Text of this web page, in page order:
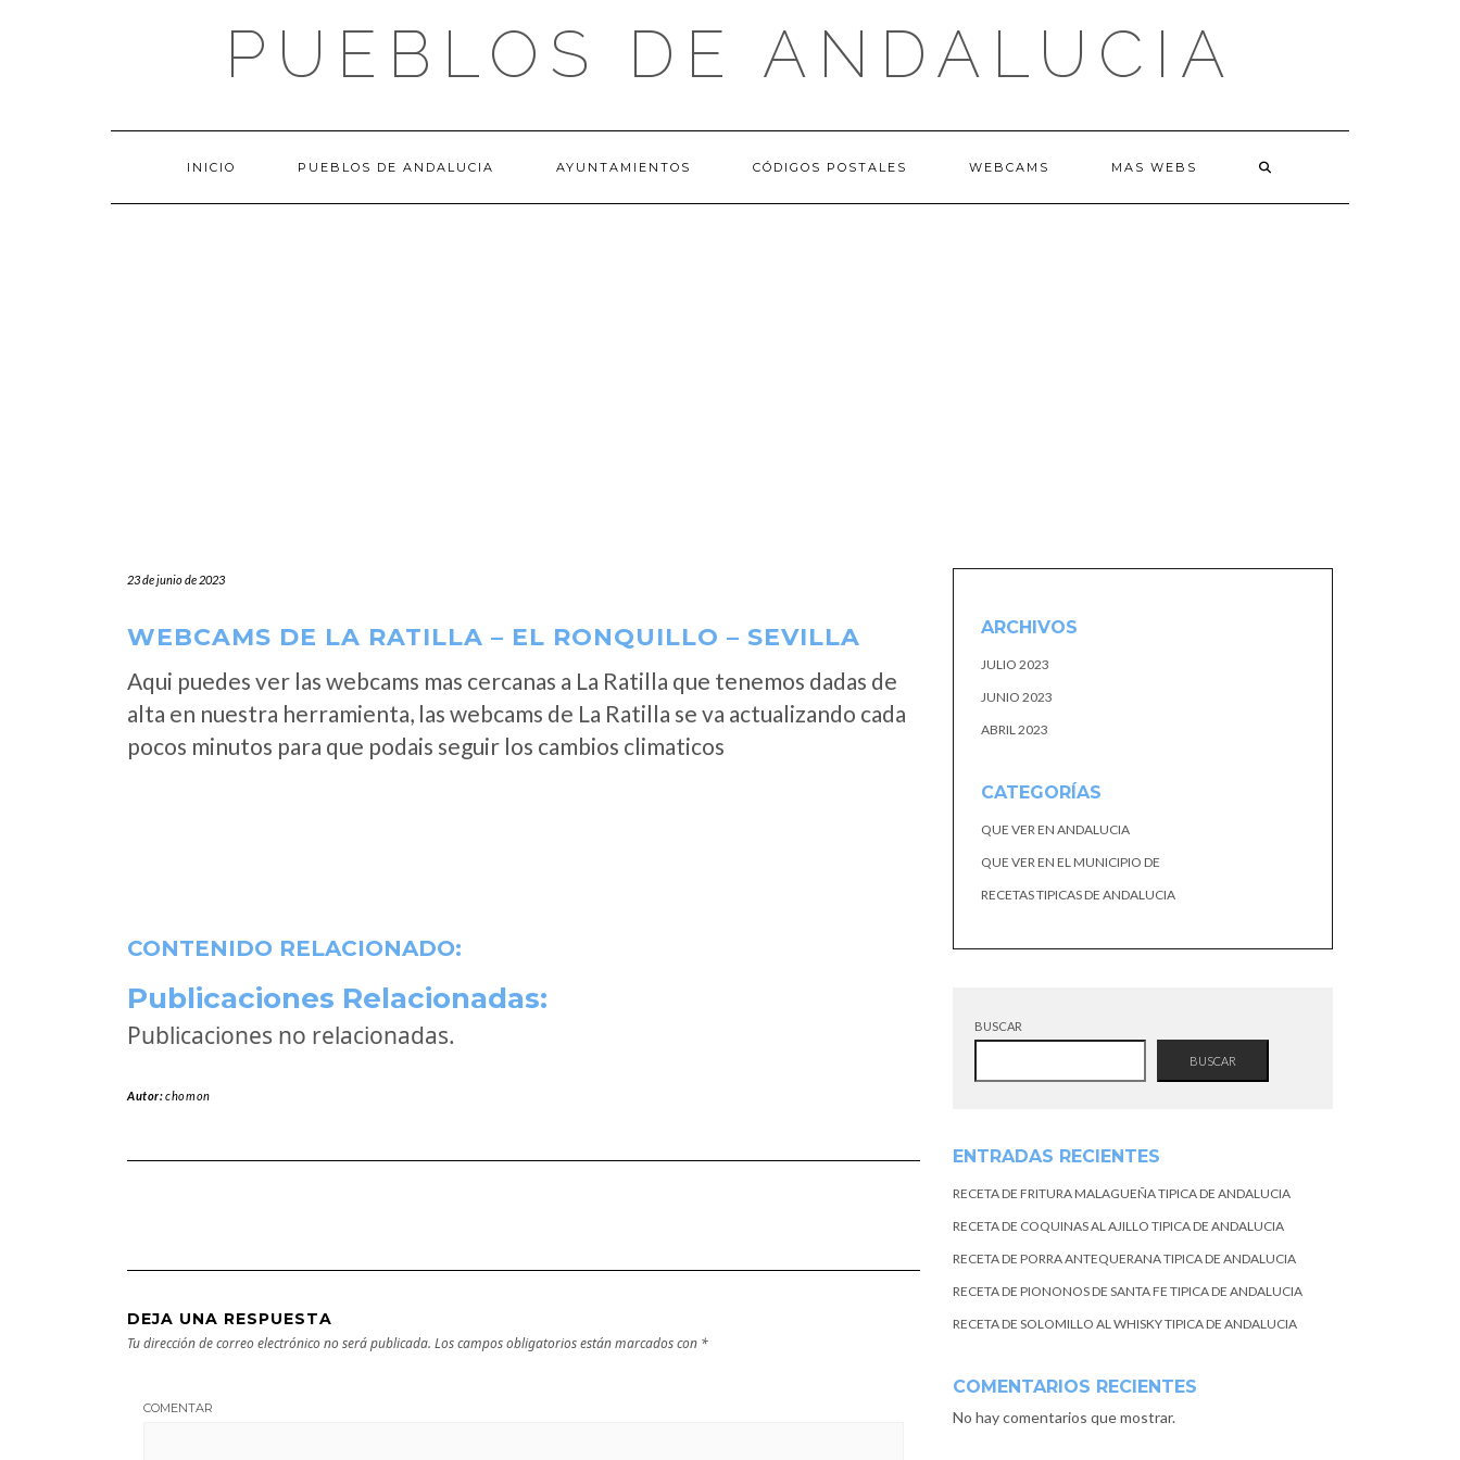
PUEBLOS DE ANDALUCIA
INICIO PUEBLOS DE ANDALUCIA AYUNTAMIENTOS CÓDIGOS POSTALES WEBCAMS MAS WEBS
23 de junio de 2023
WEBCAMS DE LA RATILLA – EL RONQUILLO – SEVILLA
Aqui puedes ver las webcams mas cercanas a La Ratilla que tenemos dadas de
alta en nuestra herramienta, las webcams de La Ratilla se va actualizando cada
pocos minutos para que podais seguir los cambios climaticos
CONTENIDO RELACIONADO:
Publicaciones Relacionadas:
Publicaciones no relacionadas.
Autor:chomon
DEJA UNA RESPUESTA
Tu dirección de correo electrónico no será publicada. Los campos obligatorios están marcados con *
COMENTAR
ARCHIVOS
JULIO 2023
JUNIO 2023
ABRIL 2023
CATEGORÍAS
QUE VER EN ANDALUCIA
QUE VER EN EL MUNICIPIO DE
RECETAS TIPICAS DE ANDALUCIA
BUSCAR
BUSCAR
ENTRADAS RECIENTES
RECETA DE FRITURA MALAGUEÑA TIPICA DE ANDALUCIA
RECETA DE COQUINAS AL AJILLO TIPICA DE ANDALUCIA
RECETA DE PORRA ANTEQUERANA TIPICA DE ANDALUCIA
RECETA DE PIONONOS DE SANTA FE TIPICA DE ANDALUCIA
RECETA DE SOLOMILLO AL WHISKY TIPICA DE ANDALUCIA
COMENTARIOS RECIENTES
No hay comentarios que mostrar.